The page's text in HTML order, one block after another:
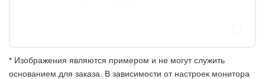
* Изображения являются примером и не могут служить
основанием для заказа. В зависимости от настроек монитора